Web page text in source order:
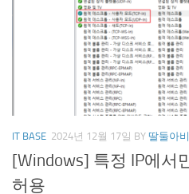
IT BASE 2024년 12월 17일 BY 딸둘아비
[Windows] 특정 IP에서
허용